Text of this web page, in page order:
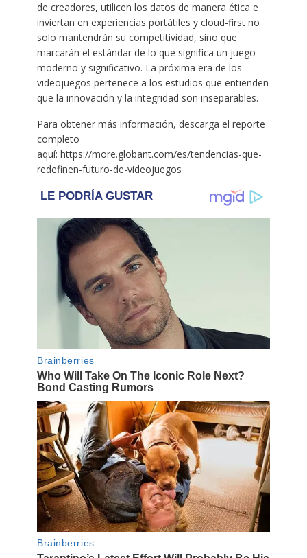
de creadores, utilicen los datos de manera ética e
inviertan en experiencias portátiles y cloud-first no
solo mantendrán su competitividad, sino que
marcarán el estándar de lo que significa un juego
moderno y significativo. La próxima era de los
videojuegos pertenece a los estudios que entienden
que la innovación y la integridad son inseparables.
Para obtener más información, descarga el reporte
completo
aquí: https://more.globant.com/es/tendencias-que-
redefinen-futuro-de-videojuegos